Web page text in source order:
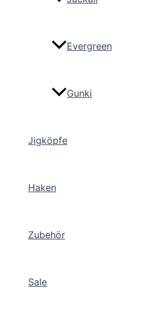
Evergreen
Gunki
Jigköpfe
Haken
Zubehör
Sale